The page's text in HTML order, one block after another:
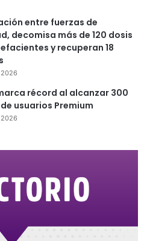
entre fuerzas de
decomisa más de 120 dosis
y recuperan 18
récord al alcanzar 300
usuarios Premium